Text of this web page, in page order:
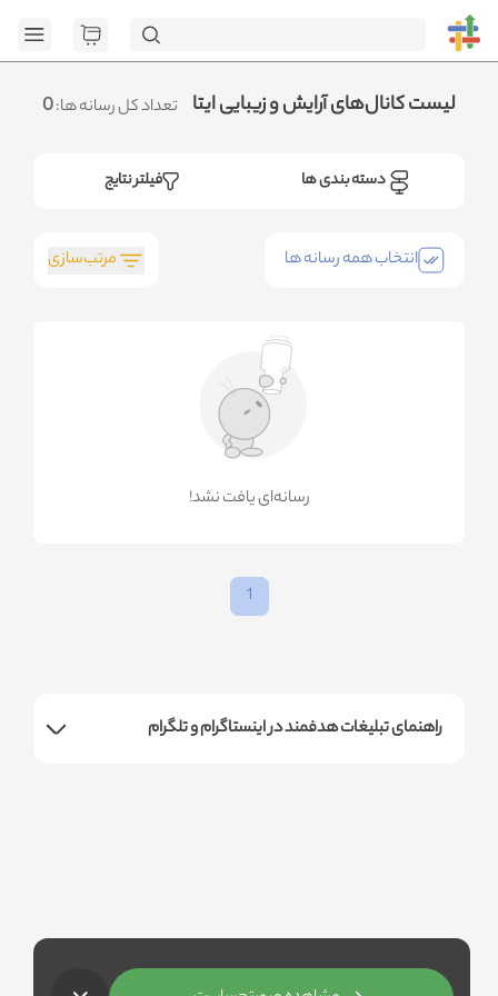
تعداد کل رسانه ها:0 لیست کانال‌های آرایش و زیبایی ایتا
فیلتر نتایج دسته بندی ها
مرتب‌سازی انتخاب همه رسانه ها
!رسانه‌ای یافت نشد
1
راهنمای تبلیغات هدفمند در اینستاگرام و تلگرام
page=1&social=all&sort_field=orders_num&sort_type=desc":
<no response> Failed to fetch
.متوجه شدم